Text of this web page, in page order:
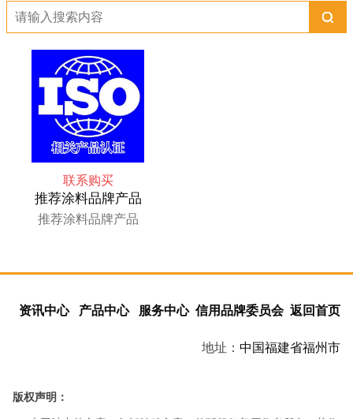
联系购买
推荐涂料品牌产品
推荐涂料品牌产品
资讯中心 产品中心 服务中心 信用品牌委员会 返回首页
地址： 中国福建省福州市
版权声明：